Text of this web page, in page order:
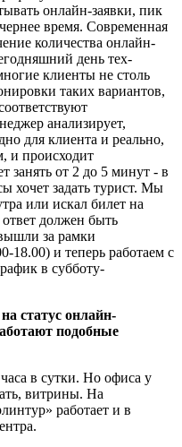
онлайн-заявки, пик
время. Современная
количества онлайн-
день тех­
клиенты не столь
таких вариантов,
анализирует,
для клиента и реально,
и происходит
занять от 2 до 5 минут - в
хочет задать турист. Мы
или искал билет на
ответ должен быть
за рамки
18.00) и те­перь работаем с
в суббо­ту-
статус онлайн-
по­добные
в сутки. Но офиса у
ви­трины. На
работает и в